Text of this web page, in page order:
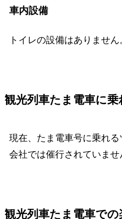
車内設備
トイレの設備はありません
観光列車たま電車に
現在、たま電車号に乗れ
会社では催行されていませ
観光列車たま電車で